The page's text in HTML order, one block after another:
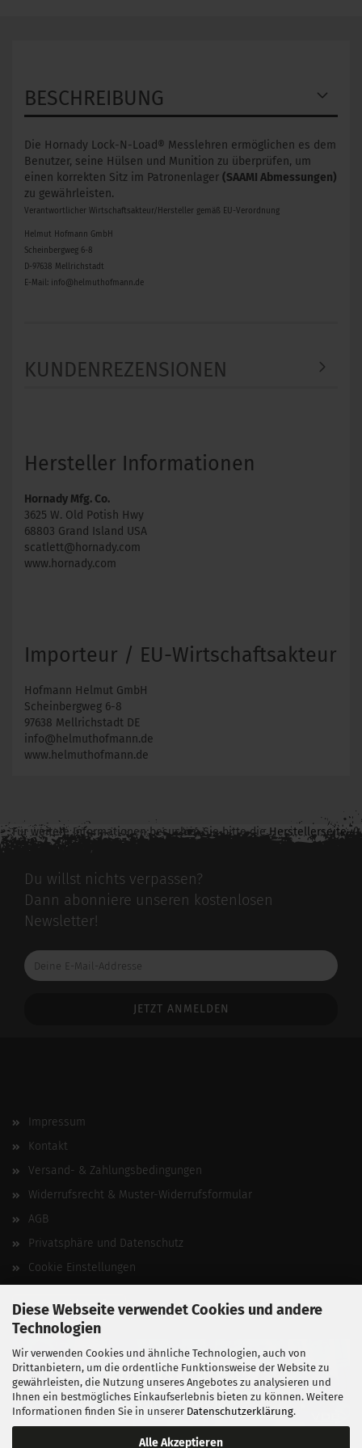
Diese Webseite verwendet Cookies und andere
Technologien
Wir verwenden Cookies und ähnliche Technologien, auch von
Drittanbietern, um die ordentliche Funktionsweise der Website zu
gewährleisten, die Nutzung unseres Angebotes zu analysieren und
Ihnen ein bestmögliches Einkaufserlebnis bieten zu können. Weitere
Informationen finden Sie in unserer Datenschutzerklärung.
Alle Akzeptieren
BESCHREIBUNG
Die Hornady Lock-N-Load® Messlehren ermöglichen es dem
Benutzer, seine Hülsen und Munition zu überprüfen, um
einen korrekten Sitz im Patronenlager (SAAMI Abmessungen)
zu gewährleisten.
Verantwortlicher Wirtschaftsakteur/Hersteller gemäß EU-Verordnung
Helmut Hofmann GmbH
Scheinbergweg 6-8
D-97638 Mellrichstadt
E-Mail: info@helmuthofmann.de
KUNDENREZENSIONEN
Hersteller Informationen
Hornady Mfg. Co.
3625 W. Old Potish Hwy
68803 Grand Island USA
scatlett@hornady.com
www.hornady.com
Importeur / EU-Wirtschaftsakteur
Hofmann Helmut GmbH
Scheinbergweg 6-8
97638 Mellrichstadt DE
info@helmuthofmann.de
www.helmuthofmann.de
Für weitere Informationen besuchen Sie bitte dieHerstellerseite
zu diesem Artikel.
Du willst nichts verpassen?
Dann abonniere unseren kostenlosen
Newsletter!
Deine
E-
Impressum
Kontakt
Versand- & Zahlungsbedingungen
Widerrufsrecht & Muster-Widerrufsformular
AGB
Privatsphäre und Datenschutz
Cookie Einstellungen
Vertrag widerrufen